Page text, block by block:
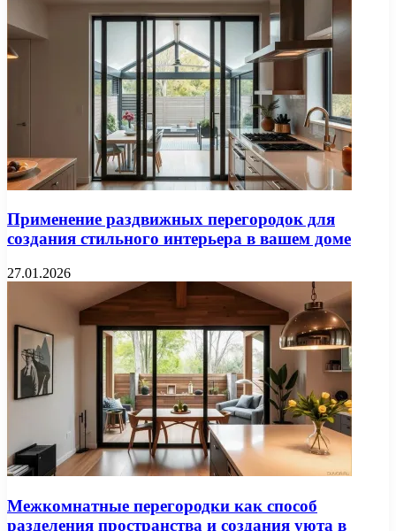
Применение раздвижных перегородок для
создания стильного интерьера в вашем доме
27.01.2026
Межкомнатные перегородки как способ
разделения пространства и создания уюта в